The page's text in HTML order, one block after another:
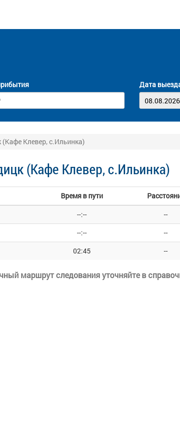
Дата
Клевер, с.Ильинка)
(Кафе Клевер, с.Ильинка)
Время в пути
--:--
--
--:--
--
02:45 --
маршрут следования уточняйте в